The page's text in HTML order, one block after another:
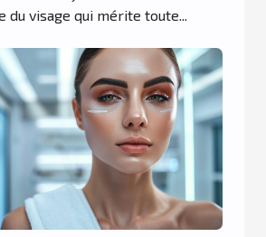
visage qui mérite toute...